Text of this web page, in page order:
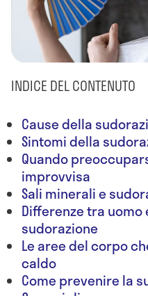
INDICE DEL CONTENUTO
Cause della
Sintomi della
Quando
improvvisa
Sali minerali e
Differenze tra uomo
sudorazione
Le aree del corpo
caldo
Come prevenire la